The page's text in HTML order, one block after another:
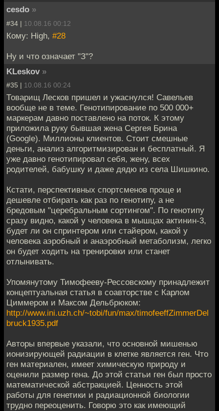
cesdo »
#34 | 10.08.16 00:12
Кому: High, #28
Ну и что означает "З"?
KLeskov »
#35 | 10.08.16 00:24
Товарищ Лесков пришел и ужаснулся! Савельев
вообще не в теме. Генотипирование по 500 000+
маркерам давно поставлено на поток. К этому
приложила руку бывшая жена Сергея Брина
(Google). Миллионы клиентов. Стоит смешные
деньги, анализ алгоритмизирован и бесплатный. Я
уже давно генотипировал себя, жену, всех
родителей, бабушку и даже дядю из села Шишкино.
Кстати, перспективных спортсменов проще и
дешевле отбирать как раз по генотипу, а не
бредовым "церебральным сортингом". По генотипу
сразу видно, какой у человека в мышцах актинин-3,
будет ли он спринтером или стайером, какой у
человека аэробный и анаэробный метаболизм, легко
он будет ходить на тренировки или станет
отлынивать.
Упомянутому Тимофееву-Рессовскому принадлежит
концептуальная статья в соавторстве с Карлом
Циммером и Максом Дельбрюком:
http://www.ini.uzh.ch/~tobi/fun/max/timofeeffZimmerDel
bruck1935.pdf
Авторы впервые указали, что основной мишенью
ионизирующей радиации в клетке является ген. Что
ген материален, имеет химическую природу и
оценили размер гена. До этой статьи ген был просто
математической абстракцией. Ценность этой
работы для генетики и радиационной биологии
трудно переоценить. Говорю это как имеющий